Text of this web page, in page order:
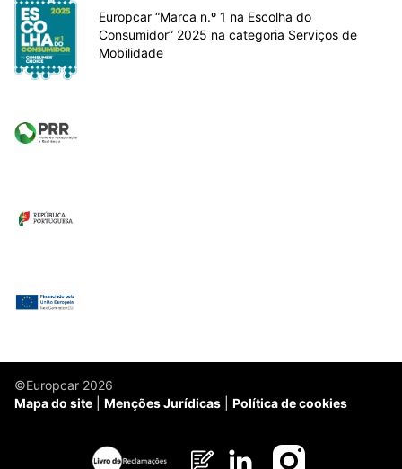
Europcar “Marca n.º 1 na Escolha do
Consumidor” 2025 na categoria Serviços de
Mobilidade
©Europcar 2026
Mapa do site
Menções Jurídicas Política de cookies